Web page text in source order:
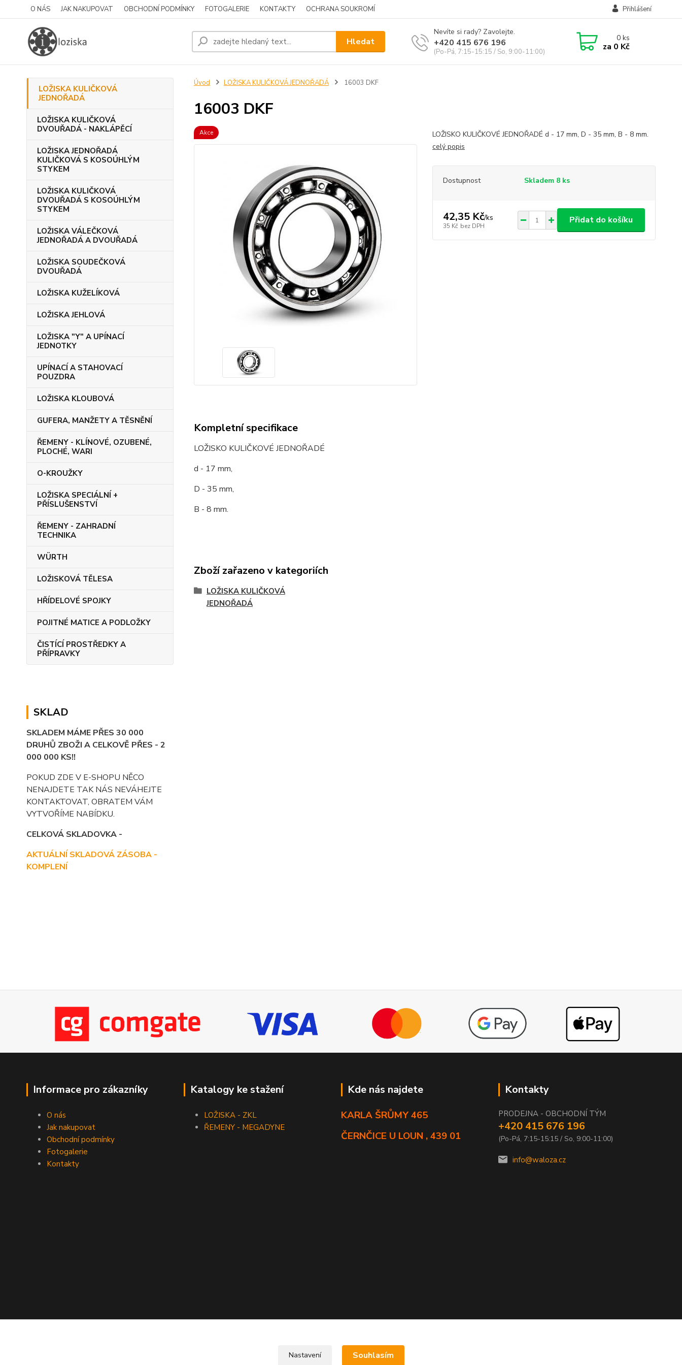
O NÁS JAK NAKUPOVAT OBCHODNÍ PODMÍNKY FOTOGALERIE KONTAKTY OCHRANA SOUKROMÍ Přihlášení
Hledat
Nevíte si rady? Zavolejte.
+420 415 676 196
(Po-Pá, 7:15-15:15 / So, 9:00-11:00)
0ks
za 0 Kč
LOŽISKA KULIČKOVÁ
JEDNOŘADÁ
LOŽISKA KULIČKOVÁ
DVOUŘADÁ - NAKLÁPĚCÍ
LOŽISKA JEDNOŘADÁ
KULIČKOVÁ S KOSOÚHLÝM
STYKEM
LOŽISKA KULIČKOVÁ
DVOUŘADÁ S KOSOÚHLÝM
STYKEM
LOŽISKA VÁLEČKOVÁ
JEDNOŘADÁ A DVOUŘADÁ
LOŽISKA SOUDEČKOVÁ
DVOUŘADÁ
LOŽISKA KUŽELÍKOVÁ
LOŽISKA JEHLOVÁ
LOŽISKA "Y" A UPÍNACÍ
JEDNOTKY
UPÍNACÍ A STAHOVACÍ
POUZDRA
LOŽISKA KLOUBOVÁ
GUFERA, MANŽETY A TĚSNĚNÍ
ŘEMENY - KLÍNOVÉ, OZUBENÉ,
PLOCHÉ, WARI
O-KROUŽKY
LOŽISKA SPECIÁLNÍ +
PŘÍSLUŠENSTVÍ
ŘEMENY - ZAHRADNÍ
TECHNIKA
WÜRTH
LOŽISKOVÁ TĚLESA
HŘÍDELOVÉ SPOJKY
POJITNÉ MATICE A PODLOŽKY
ČISTÍCÍ PROSTŘEDKY A
PŘÍPRAVKY
SKLAD
SKLADEM MÁME PŘES 30 000
DRUHŮ ZBOŽI A CELKOVĚ PŘES - 2
000 000 KS!!
POKUD ZDE V E-SHOPU NĚCO
NENAJDETE TAK NÁS NEVÁHEJTE
KONTAKTOVAT, OBRATEM VÁM
VYTVOŘÍME NABÍDKU.
CELKOVÁ SKLADOVKA -
AKTUÁLNÍ SKLADOVÁ ZÁSOBA -
KOMPLENÍ
Úvod LOŽISKA KULIČKOVÁ JEDNOŘADÁ 16003 DKF
16003 DKF
Akce
LOŽISKO KULIČKOVÉ JEDNOŘADÉ d - 17 mm, D - 35 mm, B - 8 mm.
celý popis
Dostupnost Skladem 8 ks
42,35 Kč/ks
35 Kč bez DPH
Přidat do košíku
Kompletní specifikace
LOŽISKO KULIČKOVÉ JEDNOŘADÉ
d - 17 mm,
D - 35 mm,
B - 8 mm.
Zboží zařazeno v kategoriích
LOŽISKA KULIČKOVÁ
JEDNOŘADÁ
Informace pro zákazníky
O nás
Jak nakupovat
Obchodní podmínky
Fotogalerie
Kontakty
Katalogy ke stažení
LOŽISKA - ZKL
ŘEMENY - MEGADYNE
Kde nás najdete
KARLA ŠRŮMY 465
ČERNČICE U LOUN , 439 01
Kontakty
PRODEJNA - OBCHODNÍ TÝM
+420 415 676 196
(Po-Pá, 7:15-15:15 / So, 9:00-11:00)
info@waloza.cz
Nastavení Souhlasím